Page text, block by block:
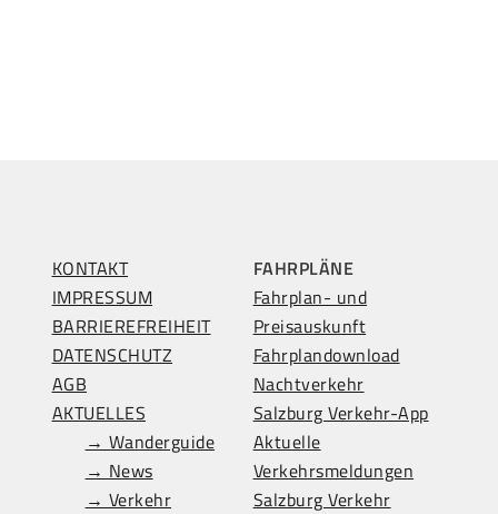
KONTAKT
IMPRESSUM
BARRIEREFREIHEIT
DATENSCHUTZ
AGB
AKTUELLES
→ Wanderguide
→ News
→ Verkehr
FAHRPLÄNE
Fahrplan- und
Preisauskunft
Fahrplandownload
Nachtverkehr
Salzburg Verkehr-App
Aktuelle
Verkehrsmeldungen
Salzburg Verkehr